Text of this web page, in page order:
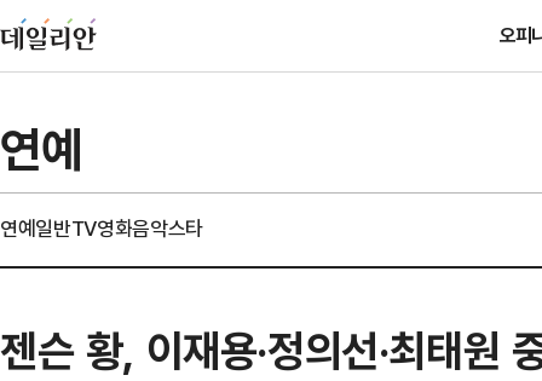
오피
연예
연예일반TV영화음악스타
젠슨 황, 이재용·정의선·최태원